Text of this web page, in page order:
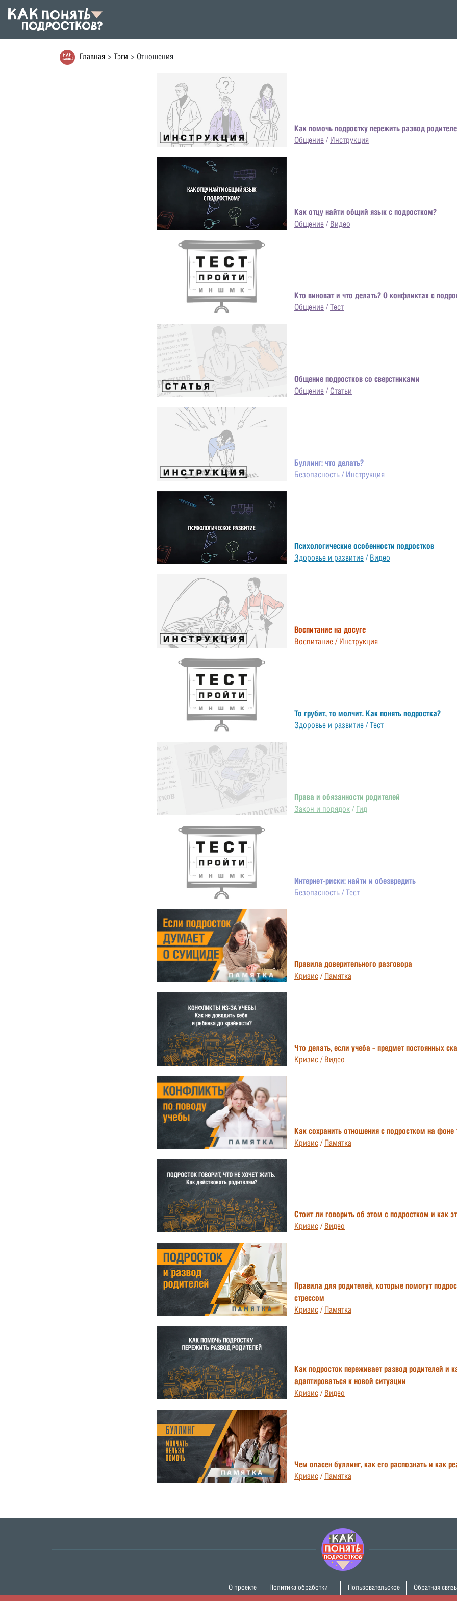
Главная Тэги Отношения
Как помочь подростку пережить развод
Общение / Инструкция
Как отцу найти общий язык с подростком?
Общение / Видео
Кто виноват и что делать? О конфликтах с
Общение /Тест
Общение подростков со сверстниками
Общение / Статьи
Буллинг: что делать?
Безопасность / Инструкция
Психологические особенности подростков
Здоровье и развитие / Видео
Воспитание на досуге
Воспитание / Инструкция
То грубит, то молчит. Как понять подростка?
Здоровье и развитие /Тест
Права и обязанности родителей
Закон и порядок / Гид
Интернет-риски: найти и обезвредить
Безопасность / Тест
Правила доверительного разговора
Кризис / Памятка
Что делать, если учеба – предмет постоянных
Кризис / Видео
Как сохранить отношения с подростком на фоне
Кризис / Памятка
Стоит ли говорить об этом с подростком и как
Кризис / Видео
Правила для родителей, которые помогут
стрессом
Кризис / Памятка
Как подросток переживает развод родителей и
адаптироваться к новой ситуации
Кризис / Видео
Чем опасен буллинг, как его распознать и как
Кризис / Памятка
О проекте
Политика обработки
Пользовательское
Обратная связь